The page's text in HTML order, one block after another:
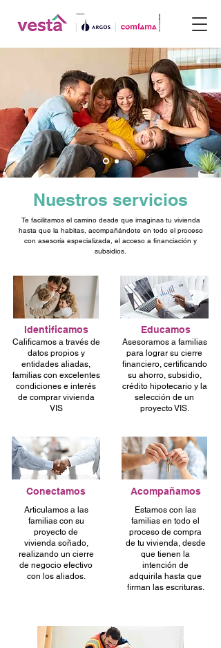
Nuestros servicios
Te facilitamos el camino desde que imaginas tu vivienda
hasta que la habitas, acompañándote en todo el proceso
con asesoría especializada, el acceso a financiación y
subsidios.
Identificamos
Calificamos a través de
datos propios y
entidades aliadas,
familias con excelentes
condiciones e interés
de comprar vivienda
VIS
Educamos
Asesoramos a familias
para lograr su cierre
financiero, certificando
su ahorro, subsidio,
crédito hipotecario y la
selección de un
proyecto VIS.
Conectamos
Articulamos a las
familias con su
proyecto de
vivienda soñado,
realizando un cierre
de negocio efectivo
con los aliados.
Acompañamos
Estamos con las
familias en todo el
proceso de compra
de tu vivienda, desde
que tienen la
intención de
adquirila hasta que
firman las escrituras.